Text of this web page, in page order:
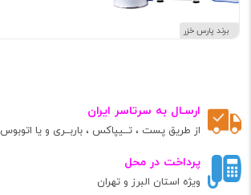
برند پارس خزر
ارسـال به سرتاسر ایران
از طریق پست ، تــیپاکس ، باربــری و یا اتوبوس
پرداخت در محل
ویژه استان البرز و تهران